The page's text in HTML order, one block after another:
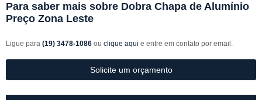
Para saber mais sobre Dobra Chapa de Alumínio
Preço Zona Leste
Ligue para (19) 3478-1086 ou clique aqui e entre em contato por email.
Solicite um orçamento